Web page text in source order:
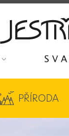
PŘÍRODA